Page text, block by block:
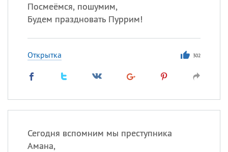
Посмеёмся, пошумим,
Будем праздновать Пуррим!
Открытка 302
Сегодня вспомним мы преступника
Амана,